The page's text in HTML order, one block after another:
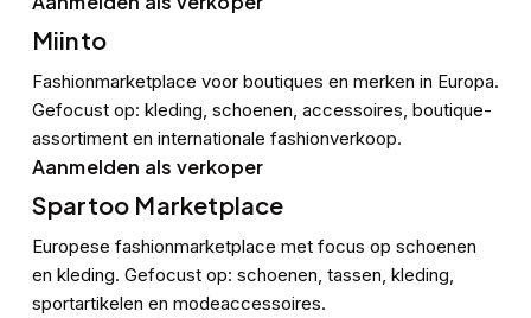
Miinto
Fashionmarketplace voor boutiques en merken in Europa.
Gefocust op: kleding, schoenen, accessoires, boutique-
assortiment en internationale fashionverkoop.
Aanmelden als verkoper
Spartoo Marketplace
Europese fashionmarketplace met focus op schoenen
en kleding. Gefocust op: schoenen, tassen, kleding,
sportartikelen en modeaccessoires.